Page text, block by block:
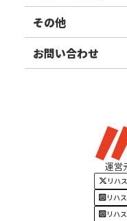
東北エリア
甲信越エリア
四国・九州エリア
事業所ブログ
ご利用者様の声
その他
お知らせ
お問い合わせ
運営
リハ
リハ
リハ